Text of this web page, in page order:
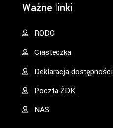
Ważne linki
RODO
Ciasteczka
Deklaracja dostępności
Poczta ŻDK
NAS